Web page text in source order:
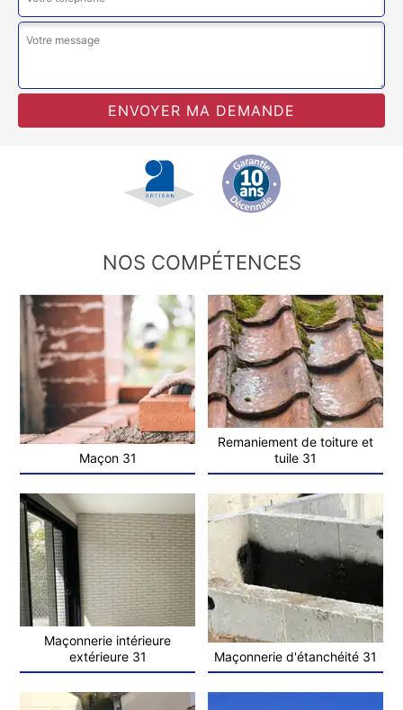
NOS COMPÉTENCES
Maçon 31
Remaniement de toiture et
tuile 31
Maçonnerie intérieure
extérieure 31
Maçonnerie d'étanchéité 31